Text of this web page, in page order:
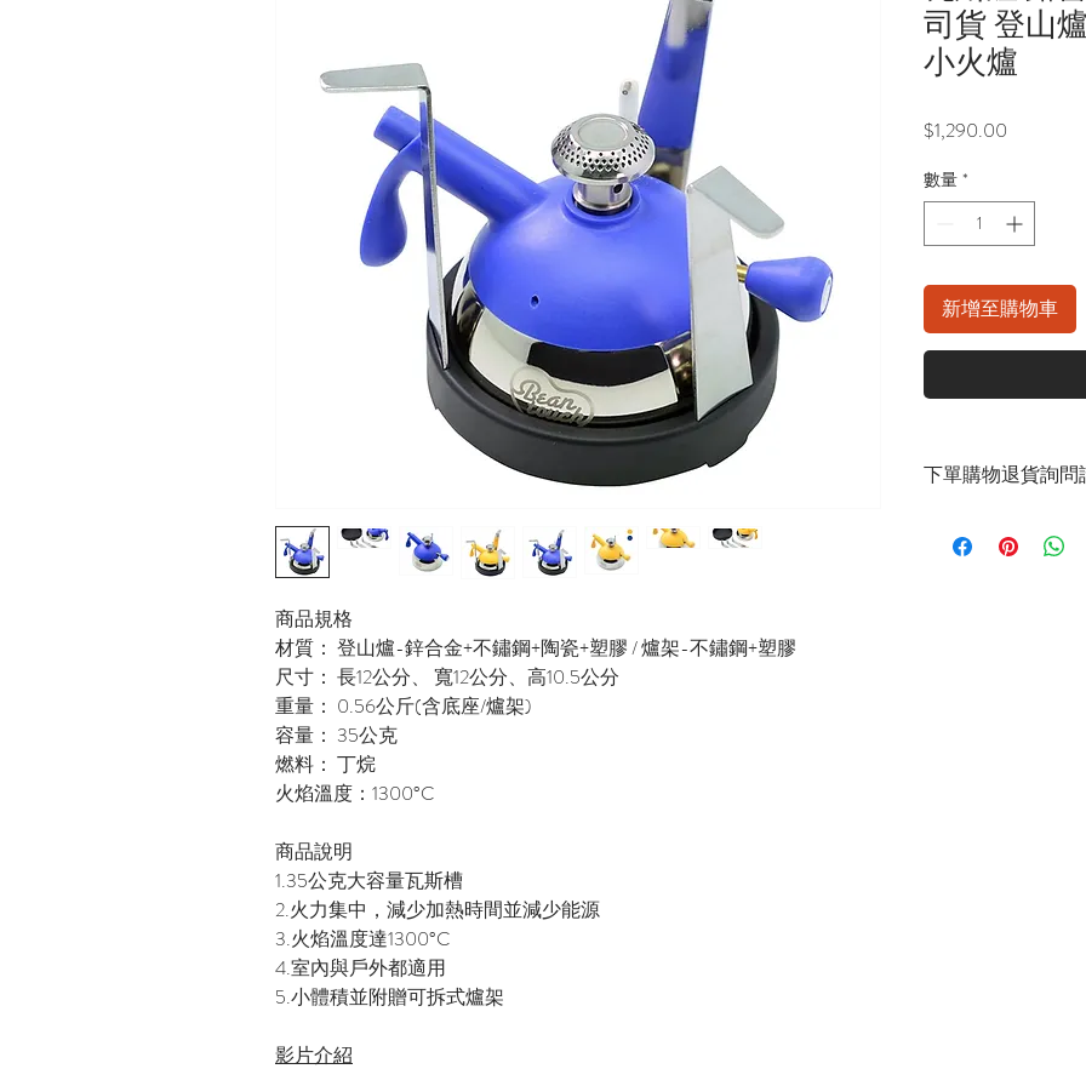
商品規格
材質： 登山爐-鋅合金+不鏽鋼+陶瓷+塑膠 / 爐架-不鏽鋼+塑膠
尺寸： 長12公分、 寬12公分、高10.5公分
重量： 0.56公斤(含底座/爐架)
容量： 35公克
燃料： 丁烷
火焰溫度：1300°C
商品說明
1.35公克大容量瓦斯槽
2.火力集中，減少加熱時間並減少能源
3.火焰溫度達1300°C
4.室內與戶外都適用
5.小體積並附贈可拆式爐架
影片介紹
司貨 登山
小火爐
$1,290.00
數量 *
新增至購物車
下單購物退貨詢問
或至首頁下方各拍賣